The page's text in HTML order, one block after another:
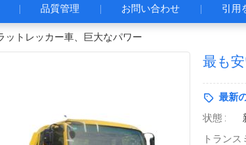
品質管理 お問い合わせ 引用
ットレッカー車、巨大なパワー
最も
最新
状態 :
トラン